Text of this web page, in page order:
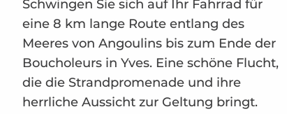
Schwingen Sie sich auf Ihr Fahrrad für
eine 8 km lange Route entlang des
Meeres von Angoulins bis zum Ende der
Boucholeurs in Yves. Eine schöne Flucht,
die die Strandpromenade und ihre
herrliche Aussicht zur Geltung bringt.